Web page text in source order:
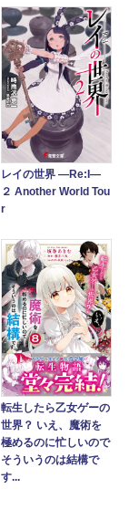
レイの世界 ―Re:I―
２ Another World Tou
r
転生したら乙女ゲーの
世界？ いえ、魔術を
極めるのに忙しいので
そういうのは結構で
す...